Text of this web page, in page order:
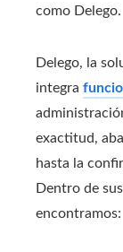
como Delego.
Delego, la
integra
exactitud,
hasta la
Dentro de
encontramos: